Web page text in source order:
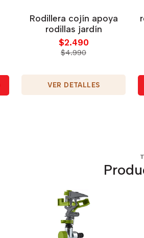
Rodillera cojín apoya
rodillas jardín
$2.490
$4.990
VER DETALLES